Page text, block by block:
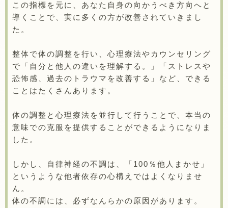
この指標を元に、あなた自身の向かうべき方向へと
導くことで、実に多くの方が改善されていきまし
た。
整体で体の調整を行い、心理療法やカウンセリング
で「自分と他人の違いを理解する。」「ストレスや
恐怖感、過去のトラウマを改善する」など、できる
ことはたくさんあります。
体の調整と心理療法を並行して行うことで、本当の
意味での克服を提供することができるようになりま
した。
しかし、自律神経の不調は、「100％他人まかせ」
というような他者依存の心構えではよくなりませ
ん。
体の不調には、必ずなんらかの原因があります。